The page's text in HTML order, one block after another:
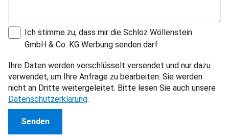
Ich stimme zu, dass mir die Schloz Wöllenstein
GmbH & Co. KG Werbung senden darf
Ihre Daten werden verschlüsselt versendet und nur dazu
verwendet, um Ihre Anfrage zu bearbeiten. Sie werden
nicht an Dritte weitergeleitet. Bitte lesen Sie auch unsere
Datenschutzerklärung.